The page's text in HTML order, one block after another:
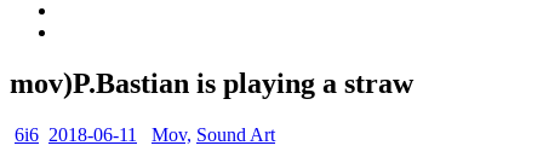
mov)P.Bastian is playing a straw
6i6 2018-06-11 Mov, Sound Art